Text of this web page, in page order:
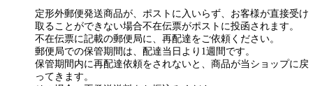
定形外郵便発送商品が、ポストに入いらず、お客様が直接受け
取ることができない場合不在伝票がポストに投函されます。
不在伝票に記載の郵便局に、再配達をご依頼ください。
郵便局での保管期間は、配達当日より1週間です。
保管期間内に再配達依頼をされないと、商品が当ショップに戻
ってきます。